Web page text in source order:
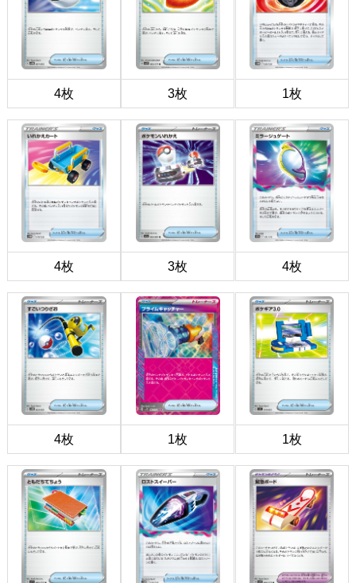
4枚 3枚 1枚
4枚 3枚 4枚
4枚 1枚 1枚